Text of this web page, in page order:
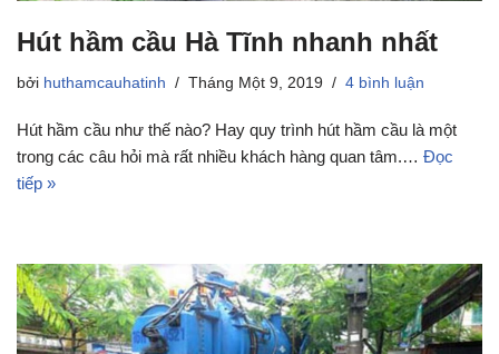
Hút hầm cầu Hà Tĩnh nhanh nhất
bởi huthamcauhatinh Tháng Một 9, 2019 4 bình luận
Hút hầm cầu như thế nào? Hay quy trình hút hầm cầu là một
trong các câu hỏi mà rất nhiều khách hàng quan tâm.… Đọc
tiếp »